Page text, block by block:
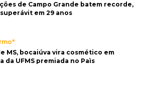
de Campo Grande batem recorde,
em 29 anos
MS, bocaiúva vira cosmético em
da UFMS premiada no Paìs